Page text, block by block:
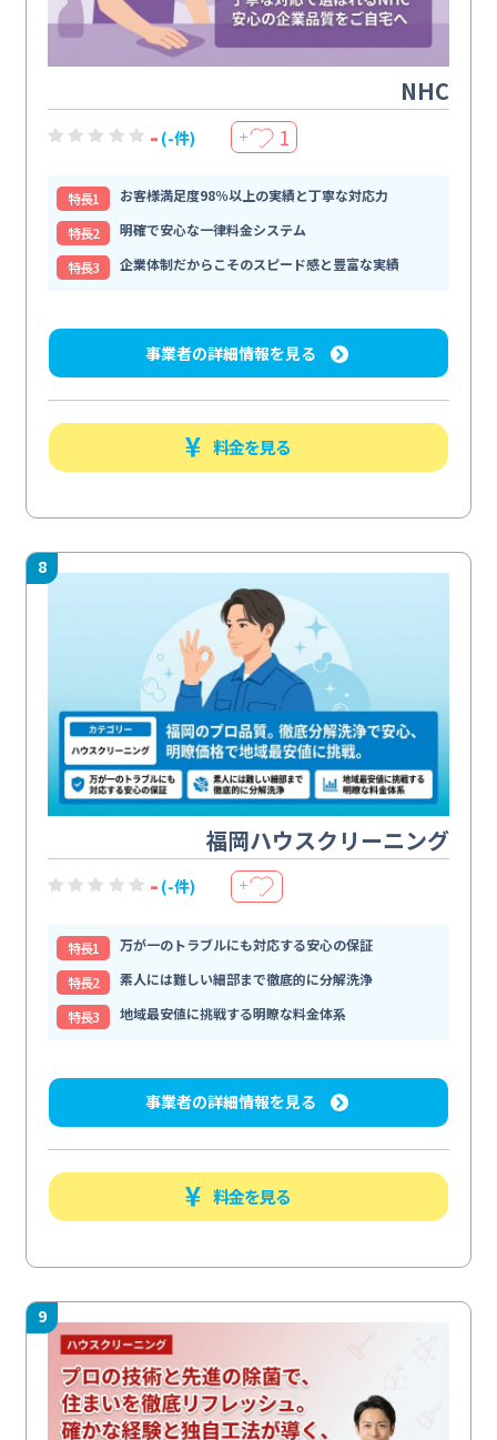
NHC
- (-件) ＋ 1
特⻑1
お客様満足度98％以上の実績と丁寧な対応力
特⻑2
明確で安心な一律料金システム
特⻑3
企業体制だからこそのスピード感と豊富な実績
事業者の詳細情報を見る
料金を見る
8
福岡ハウスクリーニング
- (-件) ＋
特⻑1
万が一のトラブルにも対応する安心の保証
特⻑2
素人には難しい細部まで徹底的に分解洗浄
特⻑3
地域最安値に挑戦する明瞭な料金体系
事業者の詳細情報を見る
料金を見る
9